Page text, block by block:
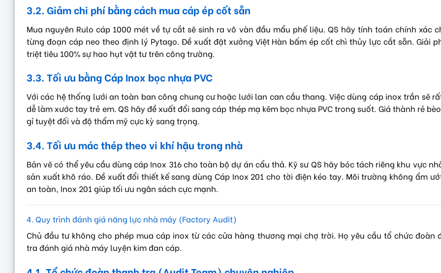
3.2. Giảm chi phí bằng cách mua cáp ép cốt sẵn
Mua nguyên Rulo cáp 1000 mét về tự cắt sẽ sinh ra vô vàn đầu mẩu phế liệu. QS hãy tính toán chính xác
từng đoạn cáp neo theo định lý Pytago. Đề xuất đặt xưởng Việt Hàn bấm ép cốt chì thủy lực cắt sẵn. Giải
triệt tiêu 100% sự hao hụt vật tư trên công trường.
3.3. Tối ưu bằng Cáp Inox bọc nhựa PVC
Với các hệ thống lưới an toàn ban công chung cư hoặc lưới lan can cầu thang. Việc dùng cáp inox trần sẽ
dễ làm xước tay trẻ em. QS hãy đề xuất đổi sang cáp thép mạ kẽm bọc nhựa PVC trong suốt. Giá thành rẻ
gỉ tuyệt đối và độ thẩm mỹ cực kỳ sang trọng.
3.4. Tối ưu mác thép theo vi khí hậu trong nhà
Bản vẽ có thể yêu cầu dùng cáp Inox 316 cho toàn bộ dự án cẩu thả. Kỹ sư QS hãy bóc tách riêng khu vực
sản xuất khô ráo. Đề xuất đổi thiết kế sang dùng Cáp Inox 201 cho tời điện kéo tay. Môi trường không ẩm
an toàn, Inox 201 giúp tối ưu ngân sách cực mạnh.
4. Quy trình đánh giá năng lực nhà máy (Factory Audit)
Chủ đầu tư không cho phép mua cáp inox từ các cửa hàng thương mại chợ trời. Họ yêu cầu tổ chức đoàn
tra đánh giá nhà máy luyện kim đan cáp.